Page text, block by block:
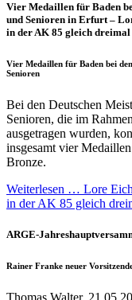
Vier Medaillen für Baden
und Senioren in Erfurt –
in der AK 85 gleich
Vier Medaillen für Baden bei
Senioren
Bei den Deutschen
Senioren, die im
ausgetragen wurden,
insgesamt vier
Bronze.
Weiterlesen … Lore
in der AK 85 gleich
ARGE-
Rainer Franke neuer